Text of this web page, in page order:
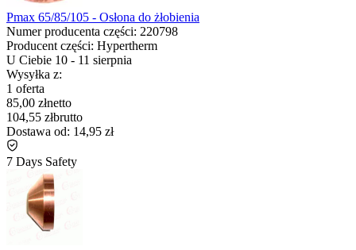
Pmax 65/85/105 - Osłona do żłobienia
Numer producenta części: 220798
Producent części: Hypertherm
U Ciebie 10 - 11 sierpnia
Wysyłka z:
1 oferta
85,00 złnetto
104,55 złbrutto
Dostawa od: 14,95 zł
7 Days Safety